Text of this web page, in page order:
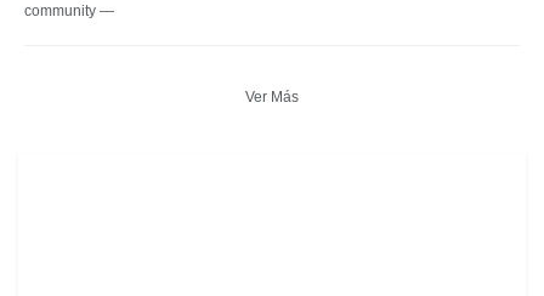
community —
Ver Más